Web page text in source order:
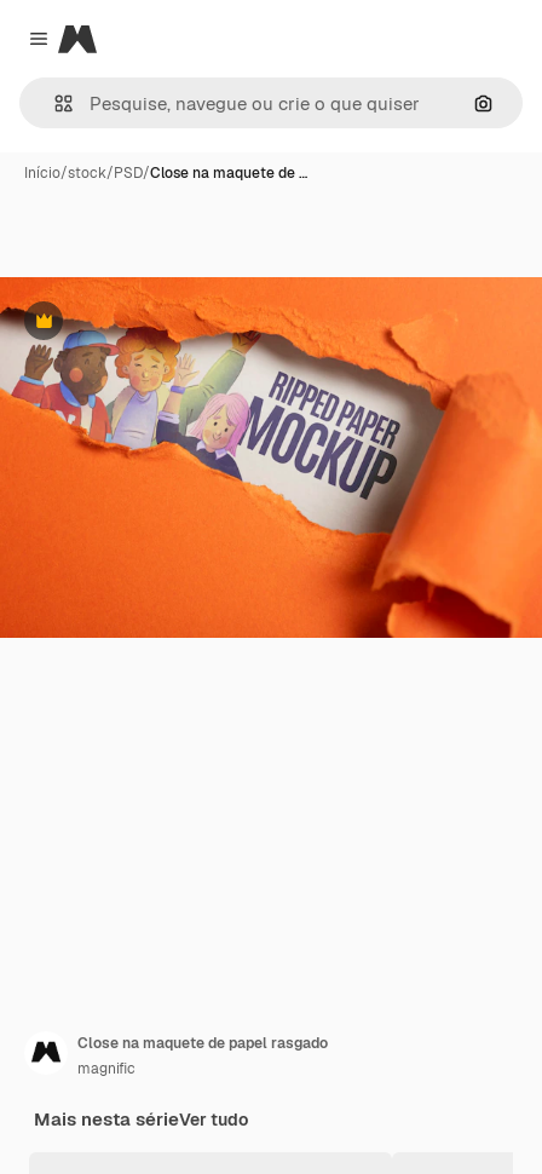
Close menu
Magnific
Início/stock/PSD/Close na maquete de …
Premium
Close na maquete de papel rasgado
magnific
Mais nesta sérieVer tudo